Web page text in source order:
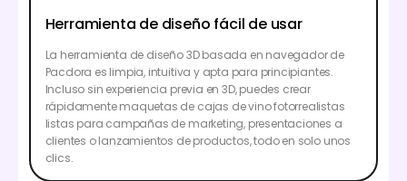
Herramienta de diseño fácil de usar
La herramienta de diseño 3D basada en navegador de
Pacdora es limpia, intuitiva y apta para principiantes.
Incluso sin experiencia previa en 3D, puedes crear
rápidamente maquetas de cajas de vino fotorrealistas
listas para campañas de marketing, presentaciones a
clientes o lanzamientos de productos, todo en solo unos
clics.